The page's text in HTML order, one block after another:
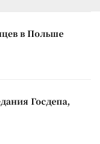
в Польше
Госдепа,